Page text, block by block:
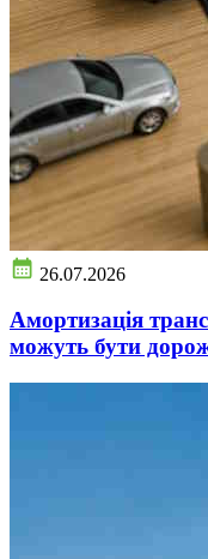
26.07.2026
Амортизація
можуть бути